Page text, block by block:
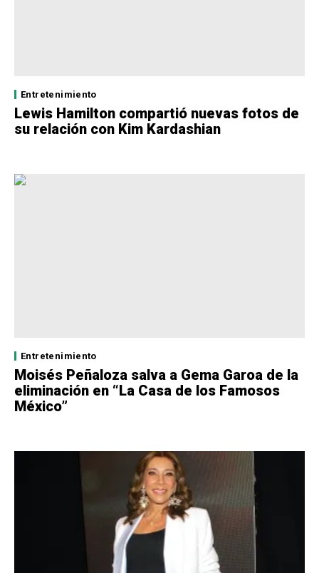
Entretenimiento
Lewis Hamilton compartió nuevas fotos de
su relación con Kim Kardashian
Entretenimiento
Moisés Peñaloza salva a Gema Garoa de la
eliminación en “La Casa de los Famosos
México”